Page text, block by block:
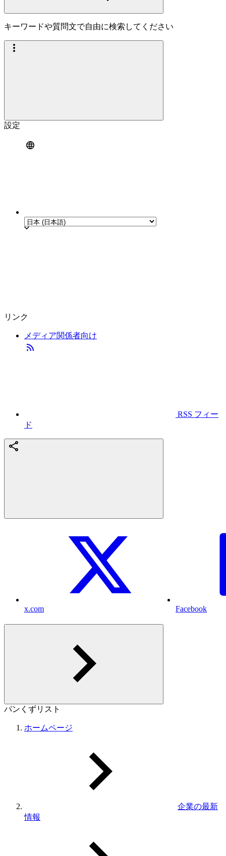
キーワードや質問文で自由に検索してください
設定
リンク
メディア関係者向け
RSS フィー
ド
x.com Facebook
パンくずリスト
ホームページ
企業の最新
情報